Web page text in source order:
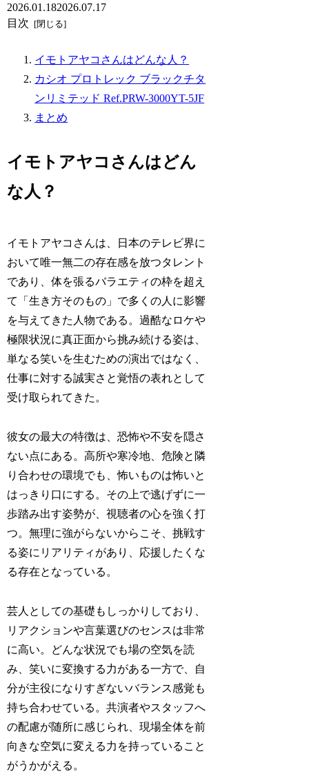
2026.01.182026.07.17
目次
イモトアヤコさんはどんな人？
カシオ プロトレック ブラックチタ
ンリミテッド Ref.PRW-3000YT-5JF
まとめ
イモトアヤコさんはどん
な人？
イモトアヤコさんは、日本のテレビ界に
おいて唯一無二の存在感を放つタレント
であり、体を張るバラエティの枠を超え
て「生き方そのもの」で多くの人に影響
を与えてきた人物である。過酷なロケや
極限状況に真正面から挑み続ける姿は、
単なる笑いを生むための演出ではなく、
仕事に対する誠実さと覚悟の表れとして
受け取られてきた。
彼女の最大の特徴は、恐怖や不安を隠さ
ない点にある。高所や寒冷地、危険と隣
り合わせの環境でも、怖いものは怖いと
はっきり口にする。その上で逃げずに一
歩踏み出す姿勢が、視聴者の心を強く打
つ。無理に強がらないからこそ、挑戦す
る姿にリアリティがあり、応援したくな
る存在となっている。
芸人としての基礎もしっかりしており、
リアクションや言葉選びのセンスは非常
に高い。どんな状況でも場の空気を読
み、笑いに変換する力がある一方で、自
分が主役になりすぎないバランス感覚も
持ち合わせている。共演者やスタッフへ
の配慮が随所に感じられ、現場全体を前
向きな空気に変える力を持っていること
がうかがえる。